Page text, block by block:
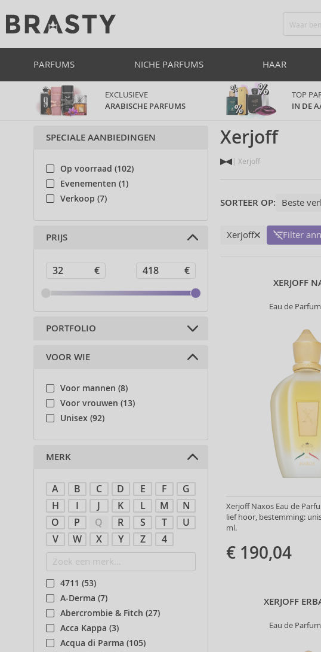
PARFUMS NICHE PARFUMS HAAR
EXCLUSIEVE
ARABISCHE PARFUMS
TOP
IN DE
Xerjoff
Xerjoff
SORTEER OP:
Xerjoff Filter
XERJOFF
Eau de
Xerjoff Naxos Eau de
lief hoor, bestemming:
ml.
€ 190,04
XERJOFF
Eau de
SPECIALE AANBIEDINGEN
Op voorraad (102)
Evenementen (1)
Verkoop (7)
PRIJS
PORTFOLIO
Parfums (113)
VOOR WIE
Voor mannen (8)
Voor vrouwen (13)
Unisex (92)
MERK
A B C D E F
G
H
I J K L M
N
O
P Q R S T
U
V
W X Y Z 4
4711 (53)
A-Derma (7)
Abercrombie & Fitch (27)
Acca Kappa (3)
Acqua di Parma (105)